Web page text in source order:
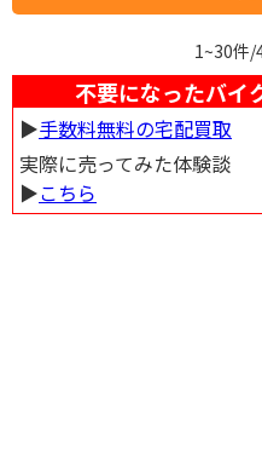
きます。また、周辺には宮沢賢治記
もあり、賢治ファンにはたまらない
とんどありません。近くにはトイレ
1~30件/
不要になったバイ
▶︎手数料無料の宅配買取
実際に売ってみた体験談
▶︎こちら